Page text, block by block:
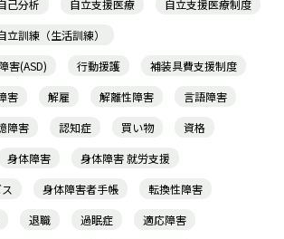
己分析 自立支援医療
自立支援医療制度
立訓練（生活訓練）
害(ASD)
行動援護
補装具費支援制度
害 解雇 解離性障害
言語障害
障害 認知症 買い物
資格
身体障害
身体障害 就労支援
身体障害者手帳
転換性障害
退職 過眠症
適応障害